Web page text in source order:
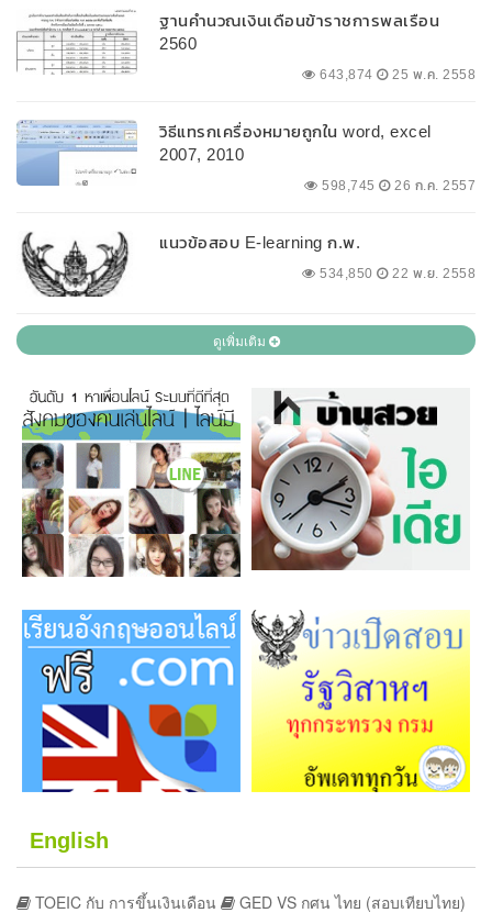
ฐานคำนวณเงินเดือนข้าราชการพลเรือน
2560
643,874 25 พ.ค. 2558
วิธีแทรกเครื่องหมายถูกใน word, excel
2007, 2010
598,745 26 ก.ค. 2557
แนวข้อสอบ E-learning ก.พ.
534,850 22 พ.ย. 2558
ดูเพิ่มเติม
English
TOEIC กับ การขึ้นเงินเดือน
GED VS กศน ไทย (สอบเทียบไทย)